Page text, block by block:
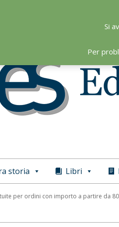
Si
Per
storia Libri
per ordini con importo a partire da